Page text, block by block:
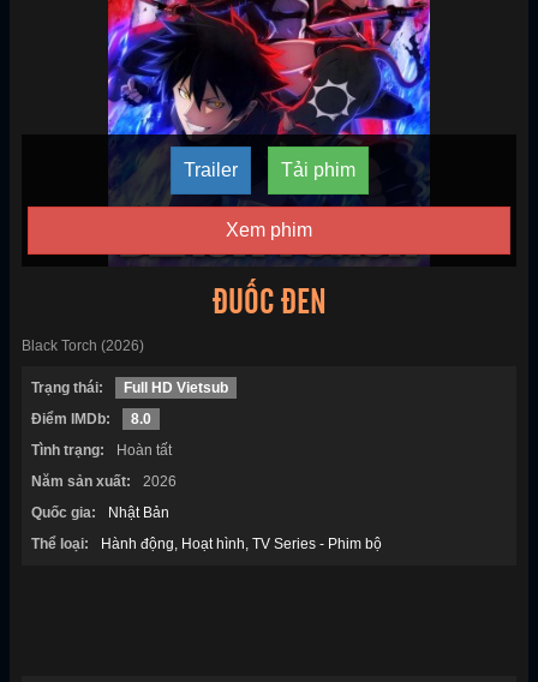
Trailer Tải phim
Xem phim
ĐUỐC ĐEN
Black Torch (2026)
Trạng thái:
Full HD Vietsub
Điểm IMDb:
8.0
Tình trạng:
Hoàn tất
Năm sản xuất:
2026
Quốc gia:
Nhật Bản
Thể loại:
Hành động Hoạt hình TV Series - Phim bộ